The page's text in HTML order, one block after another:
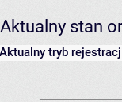
Aktualny stan
Aktualny tryb